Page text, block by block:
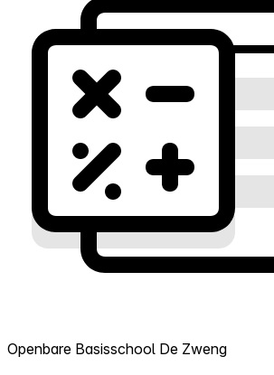
Openbare Basisschool De Zweng